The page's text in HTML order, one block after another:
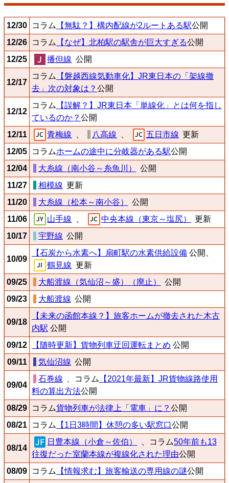
12/30 コラム 【無駄？】構内配線が2ルートある駅公開
12/26
コラム 【なぜ】北柏駅の駅舎が巨大すぎる公開
12/25
播但線 公開
12/17
コラム
【磐越西線気動車化】JR東日本の「架線撤
去」次の対象は？ 公開
12/12
コラム
【誤解？】JR東日本「単線化」とは何を指し
ているのか？ 公開
12/11
青梅線 八高線 五日市線 更新
12/05
コラムホームの途中に分岐器がある駅公開
12/04
大糸線（南小谷～糸魚川）
公開
11/27
相模線 更新
11/20
大糸線（松本～南小谷）
公開
11/06
山手線 中央本線（東京～塩尻）
更新
10/17
宇野線 公開
10/09
【石炭から水素へ】扇町駅の水素供給設備 公開、
鶴見線 更新
09/25
大船渡線（気仙沼～盛）（廃止）
公開
09/23
大船渡線 公開
09/18
【未来の函館本線？】旅客ホームが撤去された木古
内駅 公開
09/12
【随時更新】貨物列車迂回運転まとめ 公開
09/11
気仙沼線 公開
09/04
石巻線 、コラム
【2021年最新】JR貨物線路使用
料の算出方法公開
08/29
コラム貨物列車が法律上「電車」に？ 公開
08/21
コラム 【1日3時間】休憩の多い駅窓口公開
08/14
日豊本線（小倉～佐伯） 、コラム50年前も13
往復だった室蘭本線が複線化された理由公開
08/09
コラム 【情報求む】旅客輸送の専用線の謎公開